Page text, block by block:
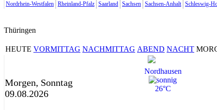
Nordrhein-Westfalen Rheinland-Pfalz Saarland Sachsen Sachsen-Anhalt Schleswig-
Thüringen
HEUTE VORMITTAG NACHMITTAG ABEND NACHT
Nordhausen
26°C
Morgen, Sonntag
09.08.2026